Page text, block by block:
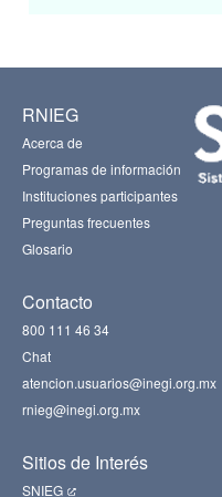
RNIEG
Acerca de
Programas de información
Instituciones participantes
Preguntas frecuentes
Glosario
Contacto
800 111 46 34
Chat
atencion.usuarios@inegi.org.mx
rnieg@inegi.org.mx
Sitios de Interés
SNIEG